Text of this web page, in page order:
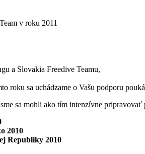
v roku 2011
a Slovakia Freedive Teamu,
roku sa uchádzame o Vašu podporu
sa mohli ako tím intenzívne
2010
Republiky 2010